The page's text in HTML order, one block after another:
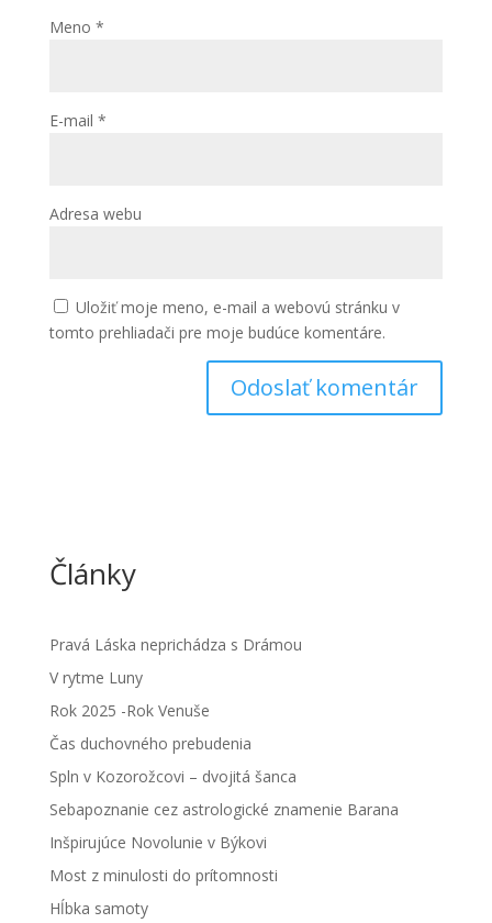
Meno *
E-mail *
Adresa webu
Uložiť moje meno, e-mail a webovú stránku v
tomto prehliadači pre moje budúce komentáre.
Články
Pravá Láska neprichádza s Drámou
V rytme Luny
Rok 2025 -Rok Venuše
Čas duchovného prebudenia
Spln v Kozorožcovi – dvojitá šanca
Sebapoznanie cez astrologické znamenie Barana
Inšpirujúce Novolunie v Býkovi
Most z minulosti do prítomnosti
Hĺbka samoty